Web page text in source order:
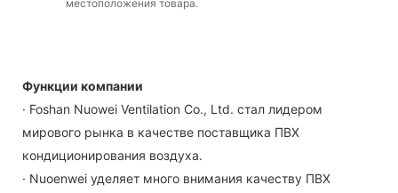
местоположения товара.
Функции компании
· Foshan Nuowei Ventilation Co., Ltd. стал лидером
мирового рынка в качестве поставщика ПВХ
кондиционирования воздуха.
· Nuoenwei уделяет много внимания качеству ПВХ